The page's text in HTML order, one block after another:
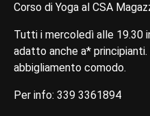
Corso di Yoga al CSA
Tutti i mercoledì alle 19.30
adatto anche a*
abbigliamento comodo.
Per info: 339 3361894